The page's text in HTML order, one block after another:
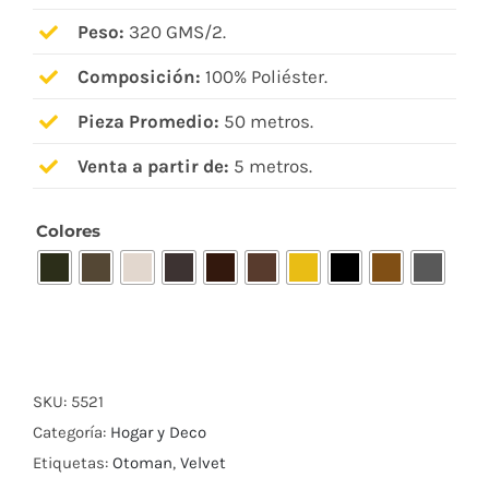
Peso: 320 GMS/2.
Composición: 100% Poliéster.
Pieza Promedio: 50 metros.
Venta a partir de: 5 metros.
Colores
SKU: 5521
Categoría: Hogar y Deco
Etiquetas: Otoman, Velvet